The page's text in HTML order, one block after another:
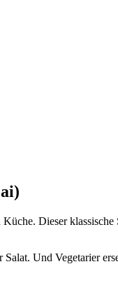
Die­ser
Und Vege­ta­ri­er